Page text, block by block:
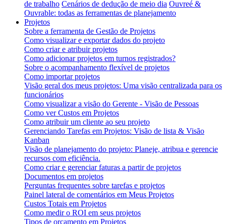
de trabalho Cenários de dedução de meio dia Ouvreé &
Ouvrable: todas as ferramentas de planejamento
Projetos
Sobre a ferramenta de Gestão de Projetos
Como visualizar e exportar dados do projeto
Como criar e atribuir projetos
Como adicionar projetos em turnos registrados?
Sobre o acompanhamento flexível de projetos
Como importar projetos
Visão geral dos meus projetos: Uma visão centralizada para os
funcionários
Como visualizar a visão do Gerente - Visão de Pessoas
Como ver Custos em Projetos
Como atribuir um cliente ao seu projeto
Gerenciando Tarefas em Projetos: Visão de lista & Visão
Kanban
Visão de planejamento do projeto: Planeje, atribua e gerencie
recursos com eficiência.
Como criar e gerenciar faturas a partir de projetos
Documentos em projetos
Perguntas frequentes sobre tarefas e projetos
Painel lateral de comentários em Meus Projetos
Custos Totais em Projetos
Como medir o ROI em seus projetos
Tipos de orçamento em Projetos